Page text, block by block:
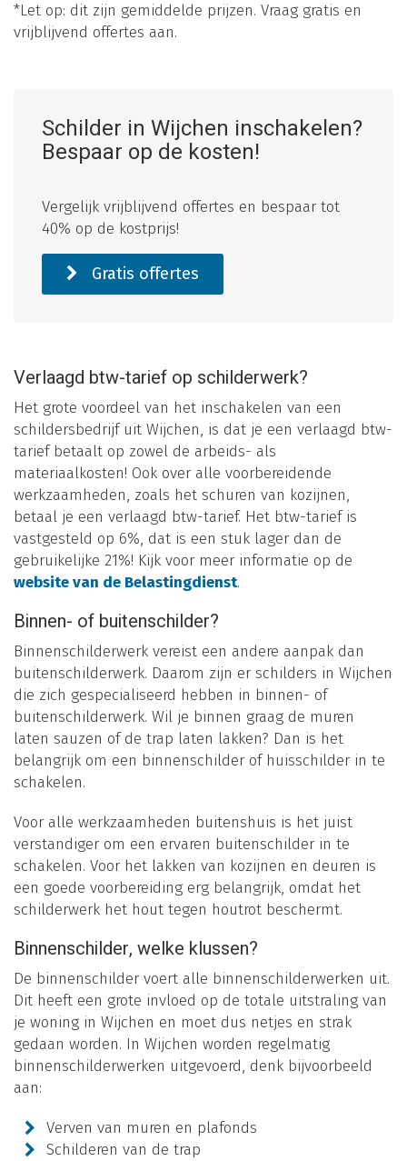
*Let op: dit zijn gemiddelde prijzen. Vraag gratis en
vrijblijvend offertes aan.
Schilder in Wijchen inschakelen?
Bespaar op de kosten!
Vergelijk vrijblijvend offertes en bespaar tot
40% op de kostprijs!
Gratis offertes
Verlaagd btw-tarief op schilderwerk?
Het grote voordeel van het inschakelen van een
schildersbedrijf uit Wijchen, is dat je een verlaagd btw-
tarief betaalt op zowel de arbeids- als
materiaalkosten! Ook over alle voorbereidende
werkzaamheden, zoals het schuren van kozijnen,
betaal je een verlaagd btw-tarief. Het btw-tarief is
vastgesteld op 6%, dat is een stuk lager dan de
gebruikelijke 21%! Kijk voor meer informatie op de
website van de Belastingdienst.
Binnen- of buitenschilder?
Binnenschilderwerk vereist een andere aanpak dan
buitenschilderwerk. Daarom zijn er schilders in Wijchen
die zich gespecialiseerd hebben in binnen- of
buitenschilderwerk. Wil je binnen graag de muren
laten sauzen of de trap laten lakken? Dan is het
belangrijk om een binnenschilder of huisschilder in te
schakelen.
Voor alle werkzaamheden buitenshuis is het juist
verstandiger om een ervaren buitenschilder in te
schakelen. Voor het lakken van kozijnen en deuren is
een goede voorbereiding erg belangrijk, omdat het
schilderwerk het hout tegen houtrot beschermt.
Binnenschilder, welke klussen?
De binnenschilder voert alle binnenschilderwerken uit.
Dit heeft een grote invloed op de totale uitstraling van
je woning in Wijchen en moet dus netjes en strak
gedaan worden. In Wijchen worden regelmatig
binnenschilderwerken uitgevoerd, denk bijvoorbeeld
aan:
Verven van muren en plafonds
Schilderen van de trap